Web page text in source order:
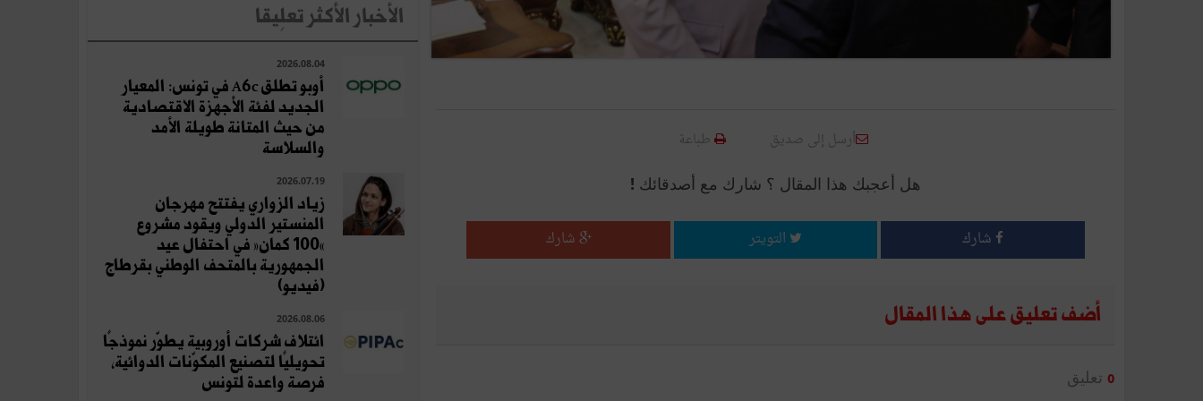
أرسل إلى صديق طباعة
هل أعجبك هذا المقال ؟ شارك مع أصدقائك !
شارك التويتر شارك
أضف تعليق على هذا المقال
0 تعليق
الأخبار الأكثر تعلِيقا
2026.08.04
أوبو تطلق A6c في تونس: المعيار
الجديد لفئة الأجهزة الاقتصادية
من حيث المتانة طويلة الأمد
والسلاسة
2026.07.19
زياد الزواري يفتتح مهرجان
المنستير الدولي ويقود مشروع
«100 كمان» في احتفال عيد
الجمهورية بالمتحف الوطني بقرطاج
(فيديو)
2026.08.06
ائتلاف شركات أوروبية يطوّر نموذجًا
تحويليًا لتصنيع المكوّنات الدوائية،
فرصة واعدة لتونس